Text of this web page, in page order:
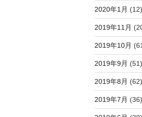
2020年1月 (12)
2019年11月
2019年10月
2019年9月 (51)
2019年8月 (62)
2019年7月 (36)